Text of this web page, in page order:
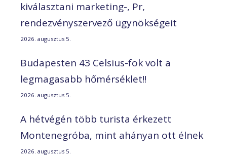
kiválasztani marketing-, Pr,
rendezvényszervező ügynökségeit
2026. augusztus 5.
Budapesten 43 Celsius-fok volt a
legmagasabb hőmérséklet!!
2026. augusztus 5.
A hétvégén több turista érkezett
Montenegróba, mint ahányan ott élnek
2026. augusztus 5.